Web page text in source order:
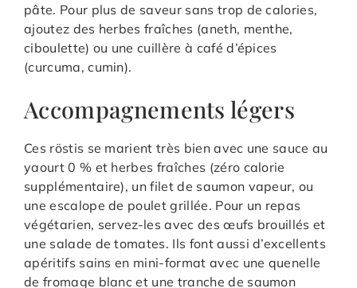
pâte. Pour plus de saveur sans trop de calories,
ajoutez des herbes fraîches (aneth, menthe,
ciboulette) ou une cuillère à café d’épices
(curcuma, cumin).
Accompagnements légers
Ces röstis se marient très bien avec une sauce au
yaourt 0 % et herbes fraîches (zéro calorie
supplémentaire), un filet de saumon vapeur, ou
une escalope de poulet grillée. Pour un repas
végétarien, servez-les avec des œufs brouillés et
une salade de tomates. Ils font aussi d’excellents
apéritifs sains en mini-format avec une quenelle
de fromage blanc et une tranche de saumon